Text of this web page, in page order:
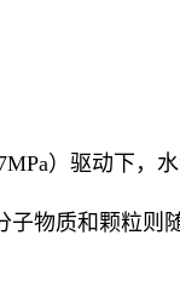
）驱动下
物质和颗粒则